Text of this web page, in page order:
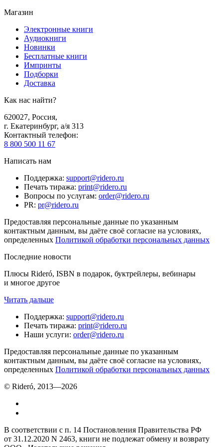
Магазин
Электронные книги
Аудиокниги
Новинки
Бесплатные книги
Импринты
Подборки
Доставка
Как нас найти?
620027, Россия,
г. Екатеринбург, а/я 313
Контактный телефон:
8 800 500 11 67
Написать нам
Поддержка: support@ridero.ru
Печать тиража: print@ridero.ru
Вопросы по услугам: order@ridero.ru
PR: pr@ridero.ru
Предоставляя персональные данные по указанным
контактным данным, вы даёте своё согласие на условиях,
определенных Политикой обработки персональных данных
Последние новости
Плюсы Rideró, ISBN в подарок, буктрейлеры, вебинары
и многое другое
Читать дальше
Поддержка: support@ridero.ru
Печать тиража: print@ridero.ru
Наши услуги: order@ridero.ru
Предоставляя персональные данные по указанным
контактным данным, вы даёте своё согласие на условиях,
определенных Политикой обработки персональных данных
© Rideró, 2013—2026
В соответствии с п. 14 Постановления Правительства РФ
от 31.12.2020 N 2463, книги не подлежат обмену и возврату